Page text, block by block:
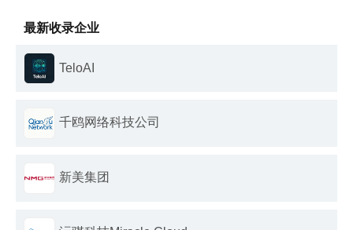
最新收录企业
TeloAI
千鸥网络科技公司
新美集团